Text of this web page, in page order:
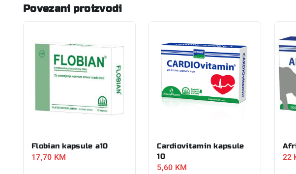
Povezani proizvodi
Flobian kapsule a10
17,70 KM
Cardiovitamin kapsule
10
5,60 KM
22